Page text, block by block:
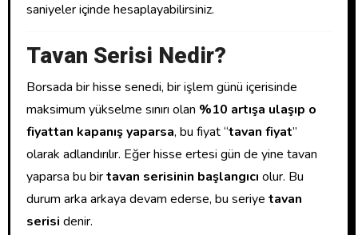
saniyeler içinde hesaplayabilirsiniz.
Tavan Serisi Nedir?
Borsada bir hisse senedi, bir işlem günü içerisinde
maksimum yükselme sınırı olan %10 artışa ulaşıp o
fiyattan kapanış yaparsa, bu fiyat “tavan fiyat”
olarak adlandırılır. Eğer hisse ertesi gün de yine tavan
yaparsa bu birtavan serisinin başlangıcı olur. Bu
durum arka arkaya devam ederse, bu seriye tavan
serisi denir.